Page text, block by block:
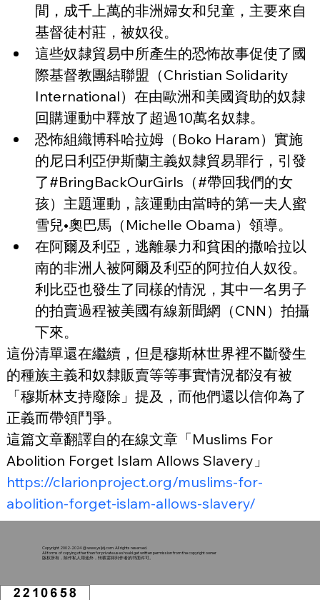
間，成千上萬的非洲婦女和兒童，主要來自
基督徒村莊，被奴役。
這些奴隸貿易中所產生的恐怖故事促使了國
際基督教團結聯盟（Christian Solidarity
International）在由歐洲和美國資助的奴隸
回購運動中釋放了超過10萬名奴隸。
恐怖組織博科哈拉姆（Boko Haram）實施
的尼日利亞伊斯蘭主義奴隸貿易罪行，引發
了#BringBackOurGirls（#帶回我們的女
孩）主題運動，該運動由當時的第一夫人蜜
雪兒•奧巴馬（Michelle Obama）領導。
在阿爾及利亞，逃離暴力和貧困的撒哈拉以
南的非洲人被阿爾及利亞的阿拉伯人奴役。
利比亞也發生了同樣的情況，其中一名男子
的拍賣過程被美國有線新聞網（CNN）拍攝
下來。
這份清單還在繼續，但是穆斯林世界裡不斷發生
的種族主義和奴隸販賣等等事實情況都沒有被
「穆斯林支持廢除」提及，而他們還以信仰為了
正義而帶領鬥爭。
這篇文章翻譯自的在線文章「Muslims For
Abolition Forget Islam Allows Slavery」
https://clarionproject.org/muslims-for-
abolition-forget-islam-allows-slavery/
Copyright 2002-2024 @www.ysljdj.com. All rights reserved.
All forms of copying other than for private use should get written permission from the copyright owner
版权所有，除作私人用途外，转载需得到作者的书面许可。